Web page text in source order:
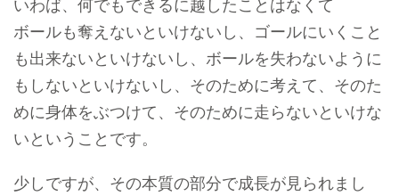
いわば、何でもできるに越したことはなくて
ボールも奪えないといけないし、ゴールにいくこと
も出来ないといけないし、ボールを失わないように
もしないといけないし、そのために考えて、そのた
めに身体をぶつけて、そのために走らないといけな
いということです。
少しですが、その本質の部分で成長が見られまし